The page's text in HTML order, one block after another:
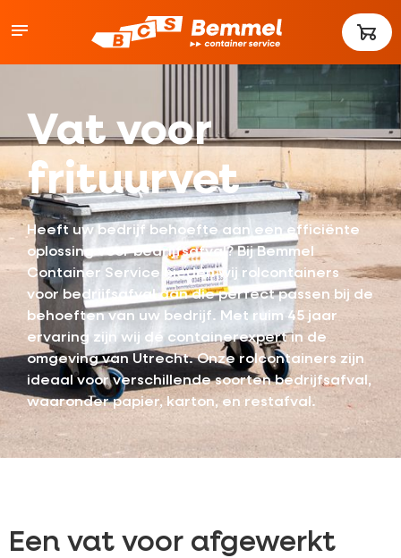
Vat voor
frituurvet
Heeft uw bedrijf behoefte aan een efficiënte
oplossing voor bedrijfsafval? Bij Bemmel
Container Service bieden wij rolcontainers
voor bedrijfsafval aan die perfect passen bij de
behoeften van uw bedrijf. Met ruim 45 jaar
ervaring zijn wij dé containerexpert in de
omgeving van Utrecht. Onze rolcontainers zijn
ideaal voor verschillende soorten bedrijfsafval,
waaronder papier, karton, en restafval.
Een vat voor afgewerkt